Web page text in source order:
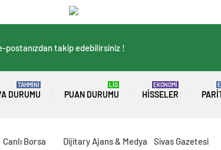
takip edebilirsiniz !
DURUMU
TAHMİNİ
PUAN DURUMU
LİG
HISSELER
EKONOMİ
Canlı Borsa
Dijitary Ajans & Medya
Sivas Gazetesi